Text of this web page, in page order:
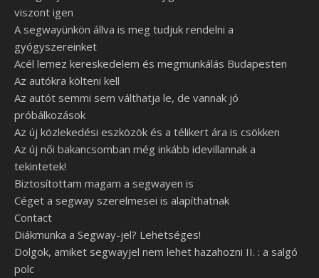
viszont igen
A segwayünkön állva is meg tudjuk rendelni a
gyógyszereinket
Acél lemez kereskedelem és megmunkálás Budapesten
Az autókra költeni kell
Az autót semmi sem válthatja le, de vannak jó
próbálkozások
Az új közlekedési eszközök és a télikert ára is csökken
Az új női bakancsomban még inkább idevillannak a
tekintetek!
Biztosítottam magam a segwayen is
Céget a segway szerelmesei is alapíthatnak
Contact
Diákmunka a Segway-jel? Lehetséges!
Dolgok, amiket segwayjel nem lehet hazahozni II. : a salgó
polc